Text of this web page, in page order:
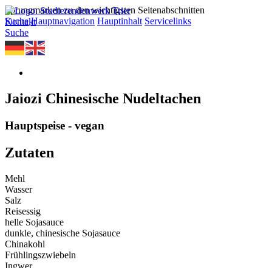
Sprungmarken zu den wichtigsten Seitenabschnitten
Suche Hauptnavigation Hauptinhalt Servicelinks
Kontakt
Suche
Jaiozi Chinesische Nudeltachen
Hauptspeise - vegan
Zutaten
Mehl
Wasser
Salz
Reisessig
helle Sojasauce
dunkle, chinesische Sojasauce
Chinakohl
Frühlingszwiebeln
Ingwer